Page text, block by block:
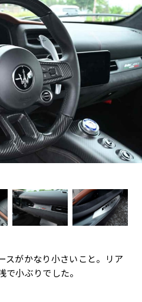
スがかなり小さいこと。リア
小ぶりでした。